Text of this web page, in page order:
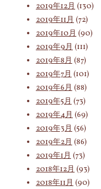
2019年12月 (130)
2019年11月 (72)
2019年10月 (90)
2019年9月 (111)
2019年8月 (87)
2019年7月 (101)
2019年6月 (88)
2019年5月 (73)
2019年4月 (69)
2019年3月 (56)
2019年2月 (86)
2019年1月 (73)
2018年12月 (93)
2018年11月 (90)